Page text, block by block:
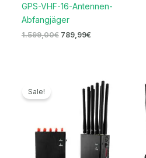
GPS-VHF-16-Antennen-
Abfangjäger
1.599,00€ 789,99€
Sale!
799,00€
Preis
ist:
349,99€.